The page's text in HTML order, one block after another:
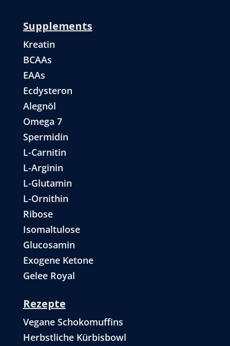
Supplements
Kreatin
BCAAs
EAAs
Ecdysteron
Alegnöl
Omega 7
Spermidin
L-Carnitin
L-Arginin
L-Glutamin
L-Ornithin
Ribose
Isomaltulose
Glucosamin
Exogene Ketone
Gelee Royal
Rezepte
Vegane Schokomuffins
Herbstliche Kürbisbowl